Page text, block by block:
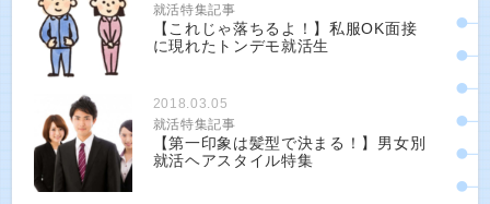
就活特集記事
【これじゃ落ちるよ！】私服OK面接
に現れたトンデモ就活生
2018.03.05
就活特集記事
【第一印象は髪型で決まる！】男女別
就活ヘアスタイル特集